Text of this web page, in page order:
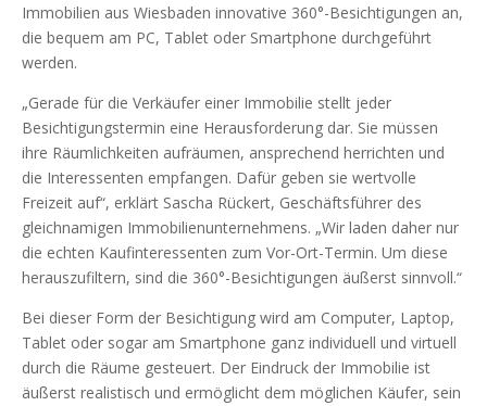
Immobilien aus Wiesbaden innovative 360°-Besichtigungen an,
die bequem am PC, Tablet oder Smartphone durchgeführt
werden.
„Gerade für die Verkäufer einer Immobilie stellt jeder
Besichtigungstermin eine Herausforderung dar. Sie müssen
ihre Räumlichkeiten aufräumen, ansprechend herrichten und
die Interessenten empfangen. Dafür geben sie wertvolle
Freizeit auf“, erklärt Sascha Rückert, Geschäftsführer des
gleichnamigen Immobilienunternehmens. „Wir laden daher nur
die echten Kaufinteressenten zum Vor-Ort-Termin. Um diese
herauszufiltern, sind die 360°-Besichtigungen äußerst sinnvoll.“
Bei dieser Form der Besichtigung wird am Computer, Laptop,
Tablet oder sogar am Smartphone ganz individuell und virtuell
durch die Räume gesteuert. Der Eindruck der Immobilie ist
äußerst realistisch und ermöglicht dem möglichen Käufer, sein